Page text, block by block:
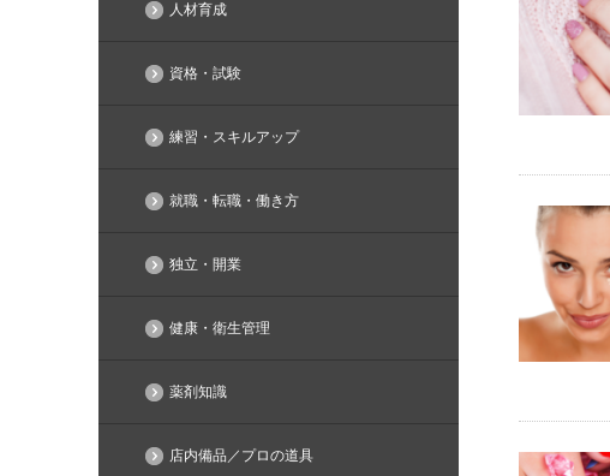
人材育成
資格・試験
練習・スキルアップ
就職・転職・働き方
独立・開業
健康・衛生管理
薬剤知識
店内備品／プロの道具